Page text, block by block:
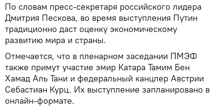
По словам пресс-секретаря российского лидера
Дмитрия Пескова, во время выступления Путин
традиционно даст оценку экономическому
развитию мира и страны.
Отмечается, что в пленарном заседании ПМЭФ
также примут участие эмир Катара Тамим Бен
Хамад Аль Тани и федеральный канцлер Австрии
Себастиан Курц. Их выступление запланировано в
онлайн-формате.